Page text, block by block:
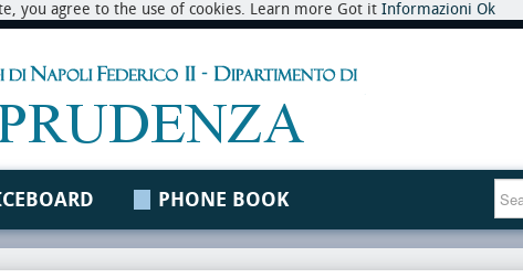
you agree to the use of cookies. Learn more Got it Informazioni Ok
PHONE BOOK